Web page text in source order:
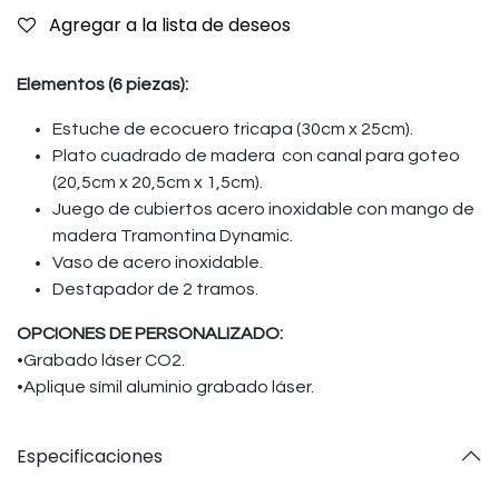
Agregar a la lista de deseos
Elementos (6 piezas):
Estuche de ecocuero tricapa (30cm x 25cm).
Plato cuadrado de madera con canal para goteo
(20,5cm x 20,5cm x 1,5cm).
Juego de cubiertos acero inoxidable con mango de
madera Tramontina Dynamic.
Vaso de acero inoxidable.
Destapador de 2 tramos.
OPCIONES DE PERSONALIZADO:
•Grabado láser CO2.
•Aplique símil aluminio grabado láser.
Especificaciones